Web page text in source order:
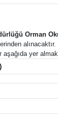
Orman
alınacaktır.
aşağıda yer